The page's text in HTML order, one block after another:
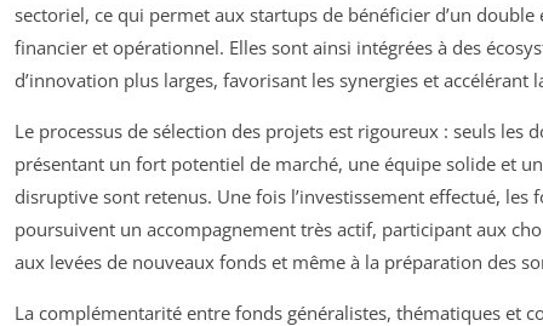
sectoriel, ce qui permet aux startups de bénéficier d’un double
financier et opérationnel. Elles sont ainsi intégrées à des
d’innovation plus larges, favorisant les synergies et accélérant
Le processus de sélection des projets est rigoureux : seuls les
présentant un fort potentiel de marché, une équipe solide et
disruptive sont retenus. Une fois l’investissement effectué, les
poursuivent un accompagnement très actif, participant aux
aux levées de nouveaux fonds et même à la préparation des
La complémentarité entre fonds généralistes, thématiques et